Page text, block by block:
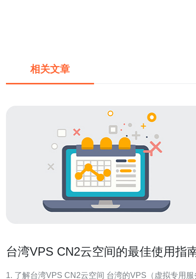
相关文章
台湾VPS CN2云空间的最佳使用指
1. 了解台湾VPS CN2云空间 台湾的VPS（虚拟专用服务